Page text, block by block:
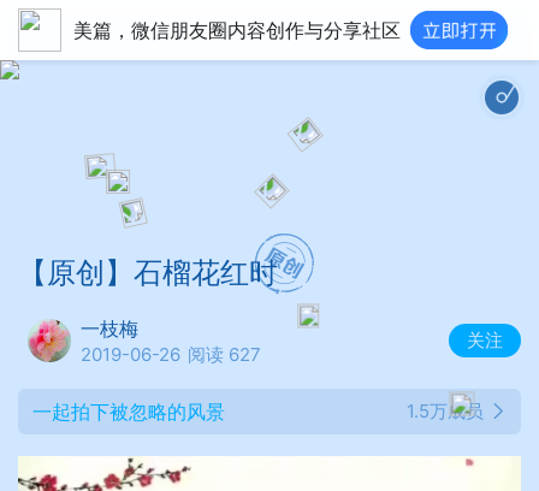
美篇，微信朋友圈内容创作与分享社区
【原创】石榴花红时
一枝梅
2019-06-26 阅读 627
关注
一起拍下被忽略的风景 1.5万成员